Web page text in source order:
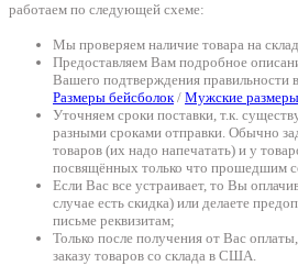
работаем по следующей схеме:
Мы проверяем наличие товара на
Предоставляем Вам подробное
Вашего подтверждения правильности
Размеры бейсболок/ Мужские размеры
Уточняем сроки поставки, т.к.
разными сроками отправки. Обычно
товаров (их надо напечатать) и у
посвящённых только что прошедшим
Если Вас все устраивает, то Вы
случае есть скидка) или делаете
письме реквизитам;
Только после получения от Вас
заказу товаров со склада в США.